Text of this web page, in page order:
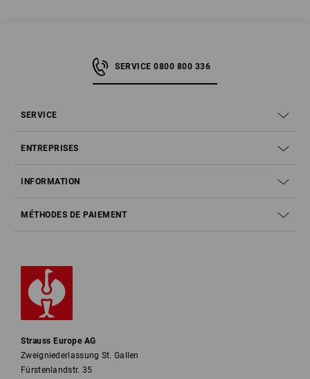
SERVICE 0800 800 336
SERVICE
ENTREPRISES
INFORMATION
MÉTHODES DE PAIEMENT
Strauss Europe AG
Zweigniederlassung St. Gallen
Fürstenlandstr. 35